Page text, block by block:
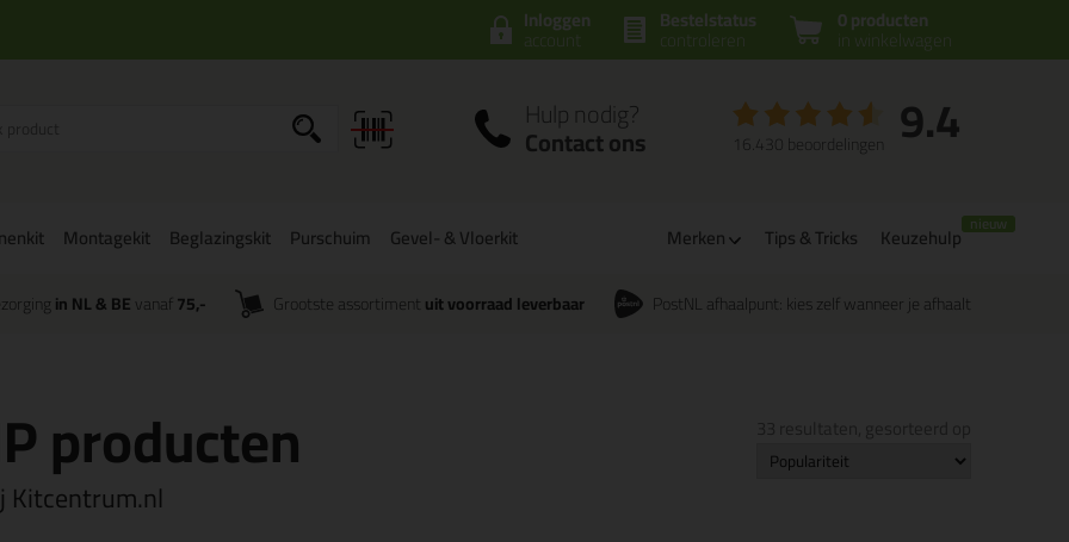
0 producten
in winkelwagen
Bestelstatus
controleren
Inloggen
account
Hulp nodig?
Contact ons 9.4
16.430 beoordelingen
Montagekit Beglazingskit Purschuim Gevel- & Vloerkit Merken Tips & Tricks Keuzehulp
in NL & BEvanaf 75,- Grootste assortiment uit voorraad leverbaar PostNL afhaalpunt: kies zelf wanneer je afhaalt
producten
Kitcentrum.nl